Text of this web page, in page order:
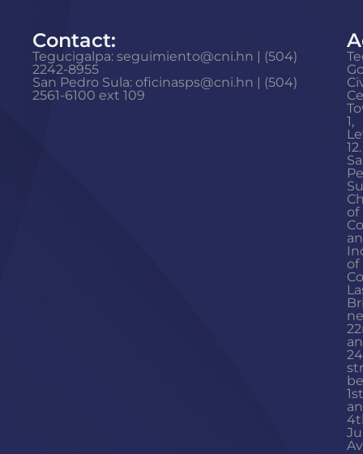
Contact:
Tegucigalpa: seguimiento@cni.hn | (504)
2242-8955
San Pedro Sula: oficinasps@cni.hn | (504)
2561-6100 ext 109
1,
12.
of
of
1st